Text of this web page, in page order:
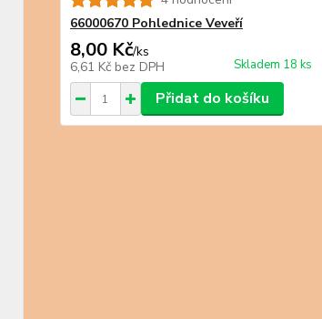
66000670 Pohlednice Veveří
8,00 Kč/ks
6,61 Kč bez DPH Skladem 18 ks
Přidat do košíku